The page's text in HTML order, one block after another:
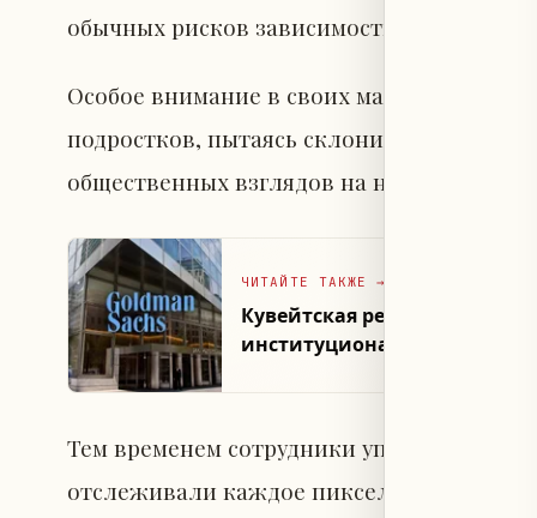
обычных рисков зависимости.
Особое внимание в своих материалах он
подростков, пытаясь склонить их к
общественных взглядов на наркотики.
ЧИТАЙТЕ ТАКЖЕ →
Кувейтская регуляторная
институциональный
Тем временем сотрудники управления по
отслеживали каждое пиксель и секунду